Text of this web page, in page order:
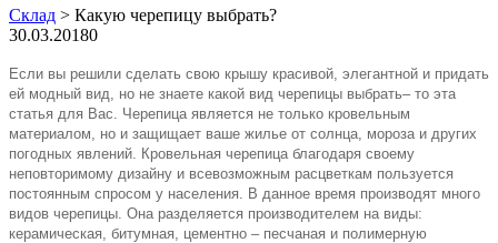
Склад > Какую черепицу выбрать?
30.03.20180
Если вы решили сделать свою крышу красивой, элегантной и придать
ей модный вид, но не знаете какой вид черепицы выбрать– то эта
статья для Вас.
Черепица является не только кровельным
материалом, но и защищает ваше жилье от солнца, мороза и других
погодных явлений.
Кровельная черепица благодаря своему
неповторимому дизайну и всевозможным расцветкам пользуется
постоянным спросом у населения. В данное время производят много
видов черепицы. Она разделяется производителем на виды:
керамическая, битумная, цементно – песчаная и полимерную